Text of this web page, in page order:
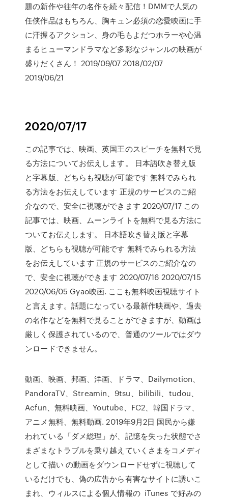
題の新作や往年の名作を続々配信！DMMで人気の
任侠作品はもちろん、胸キュン必須の恋愛映画に手
に汗握るアクション、身の毛もよだつホラーや心温
まるヒューマンドラマなど多彩なジャンルの映画が
盛りだくさん！ 2019/09/07 2018/02/07
2019/06/21
2020/07/17
この記事では、映画、英国王のスピーチを無料で見
る方法についてお伝えします。 日本語吹き替え版
と字幕版、どちらも視聴が可能です 無料でみられ
る方法をお伝えしています 正規のサービスのご紹
介なので、安全に視聴ができます 2020/07/17 この
記事では、映画、ムーンライトを無料で見る方法に
ついてお伝えします。 日本語吹き替え版と字幕
版、どちらも視聴が可能です 無料でみられる方法
をお伝えしています 正規のサービスのご紹介なの
で、安全に視聴ができます 2020/07/16 2020/07/15
2020/06/05 Gyao映画. ここも無料映画視聴サイト
と言えます。話題になっている最新作映画や、過去
の名作などを無料で見ることができますが、動画は
厳しく保護されているので、普通のツールではダウ
ンロードできません。
動画、映画、邦画、洋画、ドラマ、Dailymotion、
PandoraTV、Streamin、9tsu、bilibili、tudou、
Acfun、無料映画、Youtube、FC2、韓国ドラマ、
アニメ無料、無料動画. 2019年9月2日 国民から嫌
われている「ダメ総理」が、記憶を失った状態でさ
まざまなトラブルを乗り越えていくさまをコメディ
として描い の動画をダウンロードせずに視聴して
いるだけでも、偽の広告から有害なサイトに誘いこ
まれ、ウィルスによる個人情報の iTunes で好みの